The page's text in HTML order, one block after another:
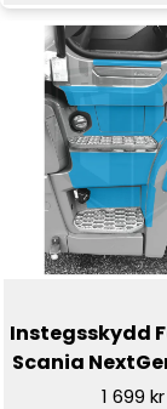
Instegsskydd
Scania
1 699 kr